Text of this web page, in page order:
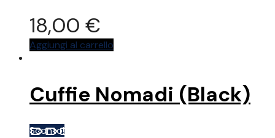
18,00 €
Aggiungi al carrello
Cuffie Nomadi (Black)
Sconto!